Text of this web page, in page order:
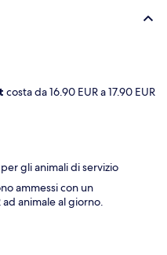
costa da 16.90 EUR a 17.90 EUR
gli animali di servizio
ammessi con un
animale al giorno.